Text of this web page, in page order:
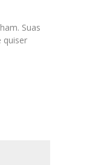
Suas
quiser